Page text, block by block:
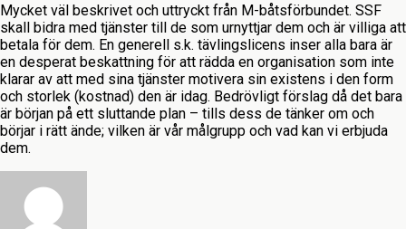
Mycket väl beskrivet och uttryckt från M-båtsförbundet. SSF
skall bidra med tjänster till de som urnyttjar dem och är villiga att
betala för dem. En generell s.k. tävlingslicens inser alla bara är
en desperat beskattning för att rädda en organisation som inte
klarar av att med sina tjänster motivera sin existens i den form
och storlek (kostnad) den är idag. Bedrövligt förslag då det bara
är början på ett sluttande plan – tills dess de tänker om och
börjar i rätt ände; vilken är vår målgrupp och vad kan vi erbjuda
dem.